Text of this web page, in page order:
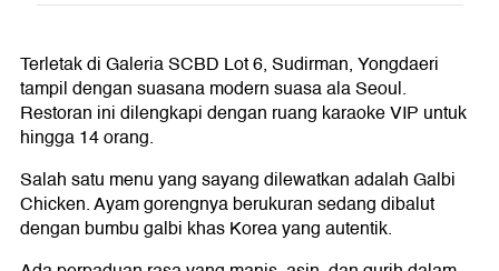
Terletak di Galeria SCBD Lot 6, Sudirman, Yongdaeri
tampil dengan suasana modern suasa ala Seoul.
Restoran ini dilengkapi dengan ruang karaoke VIP untuk
hingga 14 orang.
Salah satu menu yang sayang dilewatkan adalah Galbi
Chicken. Ayam gorengnya berukuran sedang dibalut
dengan bumbu galbi khas Korea yang autentik.